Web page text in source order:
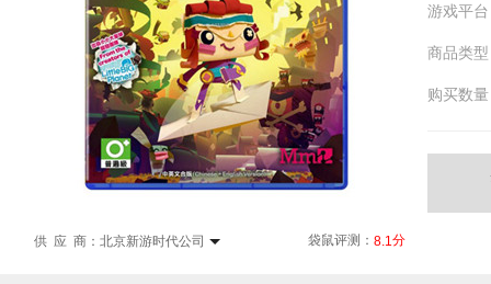
袋鼠评测： 8.1分
供 应 商： 北京新游时代公司
游戏平
商品类
购买数